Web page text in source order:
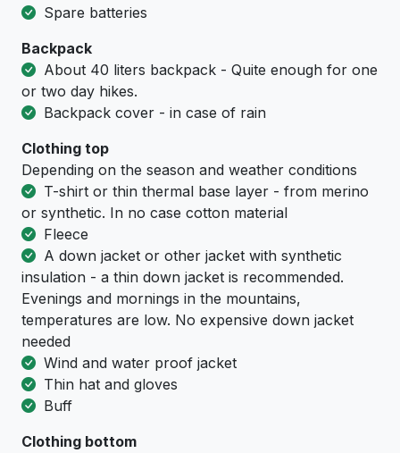
Spare batteries
Backpack
About 40 liters backpack - Quite enough for one
or two day hikes.
Backpack cover - in case of rain
Clothing top
Depending on the season and weather conditions
T-shirt or thin thermal base layer - from merino
or synthetic. In no case cotton material
Fleece
A down jacket or other jacket with synthetic
insulation - a thin down jacket is recommended.
Evenings and mornings in the mountains,
temperatures are low. No expensive down jacket
needed
Wind and water proof jacket
Thin hat and gloves
Buff
Clothing bottom